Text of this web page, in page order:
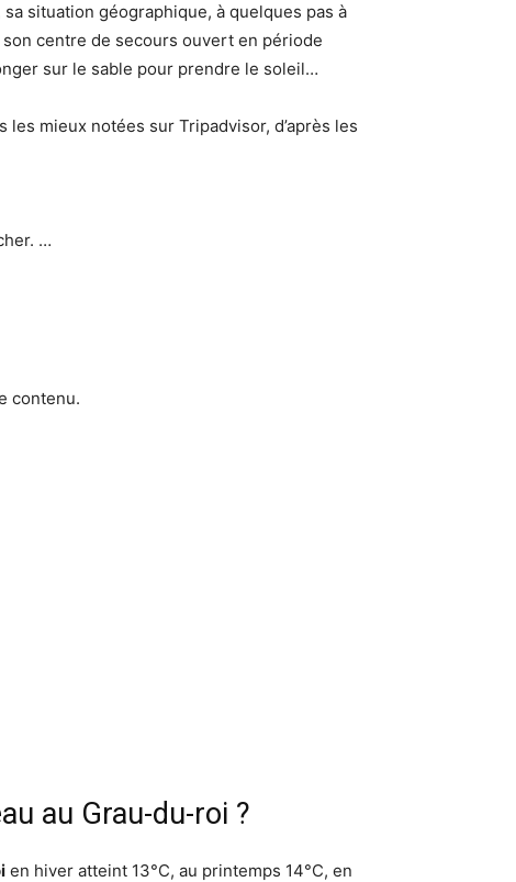
situation géographique, à quelques pas à
centre de secours ouvert en période
sur le sable pour prendre le soleil…
mieux notées sur Tripadvisor, d’après les
…
contenu.
au Grau-du-roi ?
en hiver atteint 13°C, au printemps 14°C, en